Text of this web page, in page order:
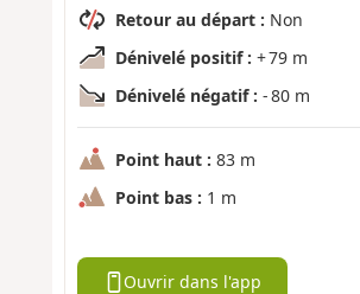
Retour au départ : Non
Dénivelé positif : + 79 m
Dénivelé négatif : - 80 m
Point haut : 83 m
Point bas : 1 m
Ouvrir dans l'app